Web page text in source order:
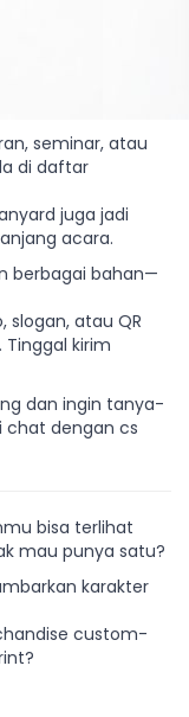
seminar, atau
di daftar
juga jadi
acara.
berbagai bahan—
slogan, atau QR
kirim
dan ingin tanya-
chat dengan cs
bisa terlihat
mau punya satu?
karakter
custom-